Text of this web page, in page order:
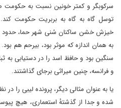
سرکوبگر و کمتر خونین نسبت به حکومت
خیزش خشن ساکنان سُنی شهر حما، حدود
به همان اندازه که موثر بود، بیرحم هم
سنگین بود و حافظ اسد را در دستیابی به
و فرانسه، چنین میراثی برجای گذاشتند.
یا به عنوان مثالی دیگر، پرونده لیبی را
شده و جدا از گذشتهٔ استعماری، هیچ